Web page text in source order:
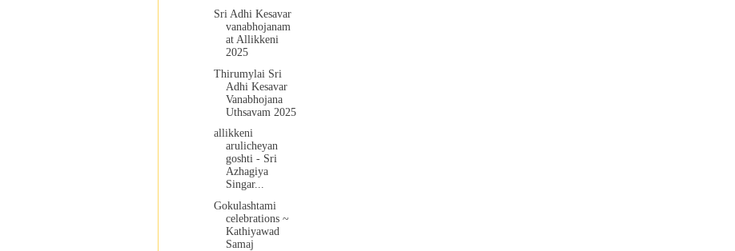
Sri Adhi Kesavar
vanabhojanam
at Allikkeni
2025
Thirumylai Sri
Adhi Kesavar
Vanabhojana
Uthsavam 2025
allikkeni
arulicheyan
goshti - Sri
Azhagiya
Singar...
Gokulashtami
celebrations ~
Kathiyawad
Samaj